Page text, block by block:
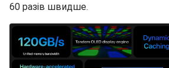
60 разів швидше.